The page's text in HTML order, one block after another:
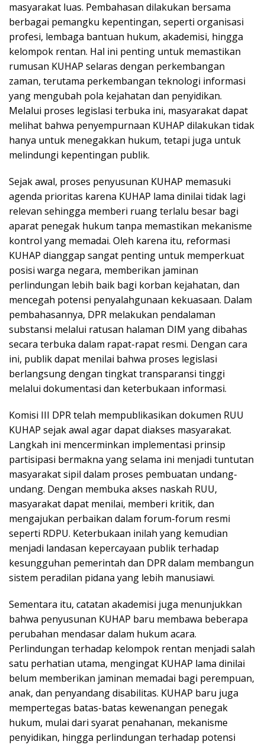
masyarakat luas. Pembahasan dilakukan bersama
berbagai pemangku kepentingan, seperti organisasi
profesi, lembaga bantuan hukum, akademisi, hingga
kelompok rentan. Hal ini penting untuk memastikan
rumusan KUHAP selaras dengan perkembangan
zaman, terutama perkembangan teknologi informasi
yang mengubah pola kejahatan dan penyidikan.
Melalui proses legislasi terbuka ini, masyarakat dapat
melihat bahwa penyempurnaan KUHAP dilakukan tidak
hanya untuk menegakkan hukum, tetapi juga untuk
melindungi kepentingan publik.
Sejak awal, proses penyusunan KUHAP memasuki
agenda prioritas karena KUHAP lama dinilai tidak lagi
relevan sehingga memberi ruang terlalu besar bagi
aparat penegak hukum tanpa memastikan mekanisme
kontrol yang memadai. Oleh karena itu, reformasi
KUHAP dianggap sangat penting untuk memperkuat
posisi warga negara, memberikan jaminan
perlindungan lebih baik bagi korban kejahatan, dan
mencegah potensi penyalahgunaan kekuasaan. Dalam
pembahasannya, DPR melakukan pendalaman
substansi melalui ratusan halaman DIM yang dibahas
secara terbuka dalam rapat-rapat resmi. Dengan cara
ini, publik dapat menilai bahwa proses legislasi
berlangsung dengan tingkat transparansi tinggi
melalui dokumentasi dan keterbukaan informasi.
Komisi III DPR telah mempublikasikan dokumen RUU
KUHAP sejak awal agar dapat diakses masyarakat.
Langkah ini mencerminkan implementasi prinsip
partisipasi bermakna yang selama ini menjadi tuntutan
masyarakat sipil dalam proses pembuatan undang-
undang. Dengan membuka akses naskah RUU,
masyarakat dapat menilai, memberi kritik, dan
mengajukan perbaikan dalam forum-forum resmi
seperti RDPU. Keterbukaan inilah yang kemudian
menjadi landasan kepercayaan publik terhadap
kesungguhan pemerintah dan DPR dalam membangun
sistem peradilan pidana yang lebih manusiawi.
Sementara itu, catatan akademisi juga menunjukkan
bahwa penyusunan KUHAP baru membawa beberapa
perubahan mendasar dalam hukum acara.
Perlindungan terhadap kelompok rentan menjadi salah
satu perhatian utama, mengingat KUHAP lama dinilai
belum memberikan jaminan memadai bagi perempuan,
anak, dan penyandang disabilitas. KUHAP baru juga
mempertegas batas-batas kewenangan penegak
hukum, mulai dari syarat penahanan, mekanisme
penyidikan, hingga perlindungan terhadap potensi